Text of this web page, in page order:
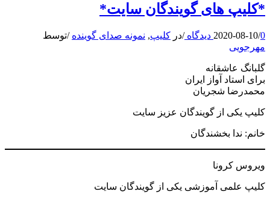
*کلیپ های گویندگان سایت*
2020-08-10/0 دیدگاه /در کلیپ, نمونه صدای گوینده /توسط
مهرجویی
گلبانگ عاشقانه
برای استاد آواز ایران
محمدرضا شجریان
کلیپ یکی از گویندگان عزیز سایت
خانم: ندا بخشندگان
ویروس کرونا
کلیپ علمی آموزشی یکی از گویندگان سایت